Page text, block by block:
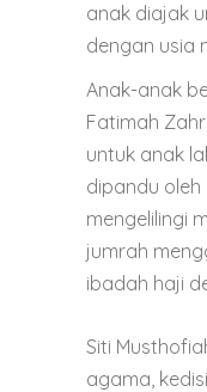
anak diajak
dengan usia
Anak-anak
Fatimah
untuk anak
dipandu
mengelilingi
jumrah
ibadah haji
Siti
agama,